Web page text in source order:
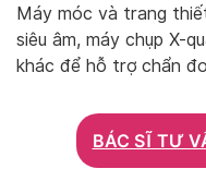
Máy móc và trang
siêu âm, máy chụp X-
khác để hỗ trợ chẩn
BÁC SĨ TƯ